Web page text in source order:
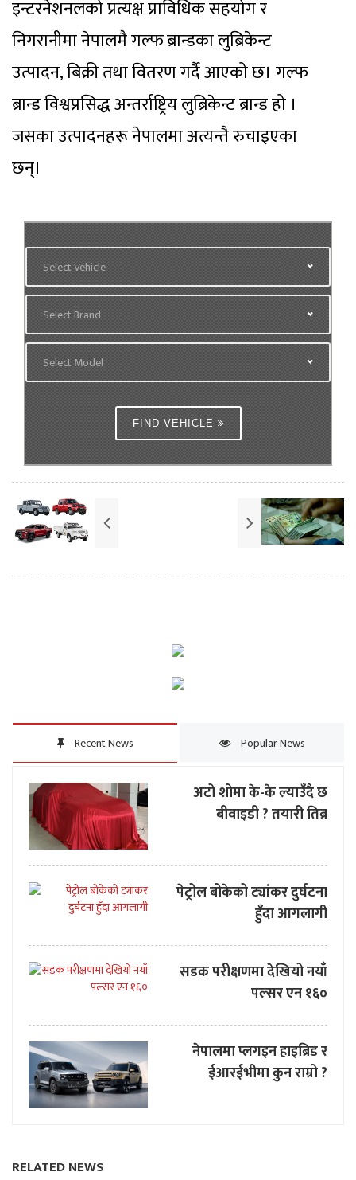
इन्टरनेशनलको प्रत्यक्ष प्राविधिक सहयोग र
निगरानीमा नेपालमै गल्फ ब्रान्डका लुब्रिकेन्ट
उत्पादन, बिक्री तथा वितरण गर्दै आएको छ। गल्फ
ब्रान्ड विश्वप्रसिद्ध अन्तर्राष्ट्रिय लुब्रिकेन्ट ब्रान्ड हो ।
जसका उत्पादनहरू नेपालमा अत्यन्तै रुचाइएका
छन्।
Select Vehicle
Select Brand
Select Model
FIND VEHICLE
Recent News Popular News
अटो शोमा के-के ल्याउँदै छ
बीवाइडी ? तयारी तिब्र
पेट्रोल बोकेको ट्यांकर दुर्घटना
हुँदा आगलागी
सडक परीक्षणमा देखियो नयाँ
पल्सर एन १६०
नेपालमा प्लगइन हाइब्रिड र
ईआरईभीमा कुन राम्रो ?
RELATED NEWS